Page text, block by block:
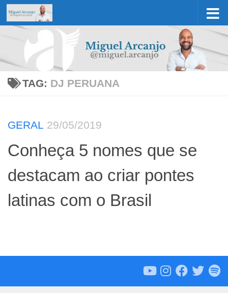
Skip to content
TAG: DJ PERUANA
GERAL 29/05/2019
Conheça 5 nomes que se
destacam ao criar pontes
latinas com o Brasil